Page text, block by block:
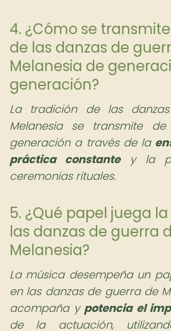
4. ¿Cómo se
de las danzas de
Melanesia de
generación?
La tradición de las
Melanesia se transmite
generación a través de la
práctica constantey la
ceremonias rituales.
5. ¿Qué papel juega
las danzas de guerra
Melanesia?
La música desempeña un
en las danzas de guerra de
acompaña y potencia el
de la actuación,